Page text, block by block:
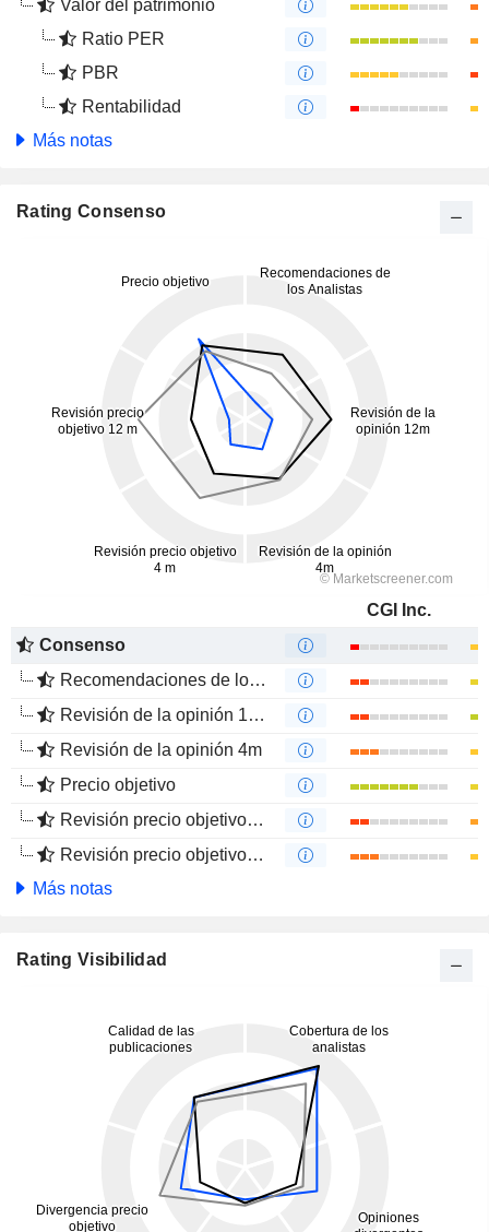
Valor del patrimonio
Ratio PER
PBR
Rentabilidad
Más notas
Rating Consenso
CGI Inc.
Consenso
Recomendaciones de los Analistas
Revisión de la opinión 12m
Revisión de la opinión 4m
Precio objetivo
Revisión precio objetivo 12 m
Revisión precio objetivo 4 m
Más notas
Rating Visibilidad